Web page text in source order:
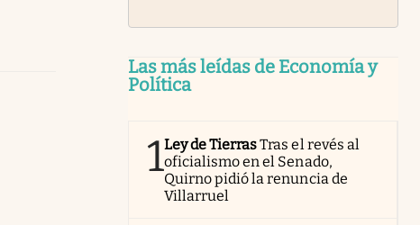
Las más leídas de Economía y
Política
1Ley de TierrasTras el revés al
oficialismo en el Senado,
Quirno pidió la renuncia de
Villarruel